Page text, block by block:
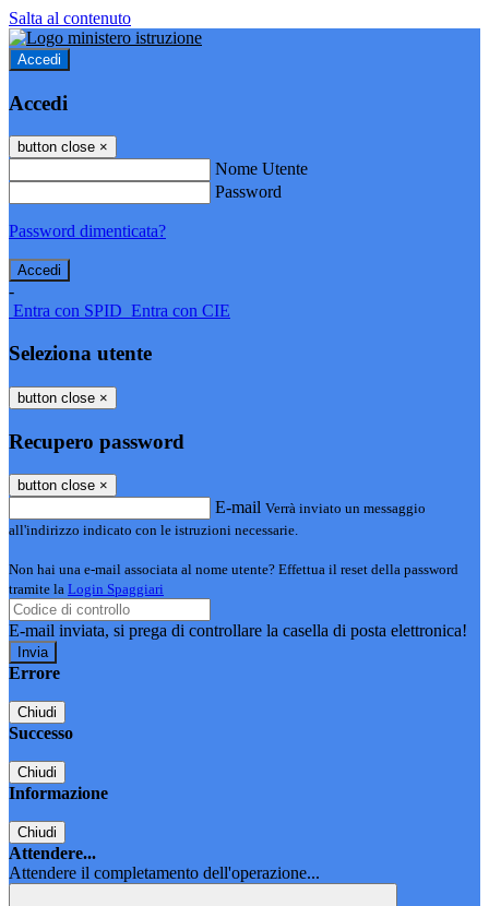
Salta al contenuto
Accedi
Accedi
button close ×
Nome Utente
Password
Password dimenticata?
-
Entra con SPID Entra con CIE
Seleziona utente
button close ×
Recupero password
button close ×
E-mail Verrà inviato un messaggio
all'indirizzo indicato con le istruzioni necessarie.
Non hai una e-mail associata al nome utente? Effettua il reset della password
tramite la Login Spaggiari
E-mail inviata, si prega di controllare la casella di posta elettronica!
Errore
Chiudi
Successo
Chiudi
Informazione
Chiudi
Attendere...
Attendere il completamento dell'operazione...